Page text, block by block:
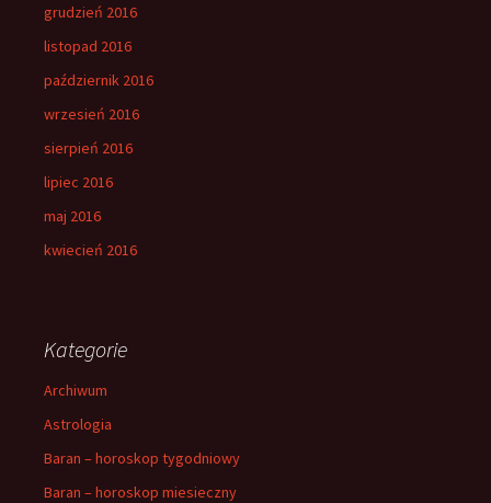
grudzień 2016
listopad 2016
październik 2016
wrzesień 2016
sierpień 2016
lipiec 2016
maj 2016
kwiecień 2016
Kategorie
Archiwum
Astrologia
Baran – horoskop tygodniowy
Baran – horoskop miesieczny